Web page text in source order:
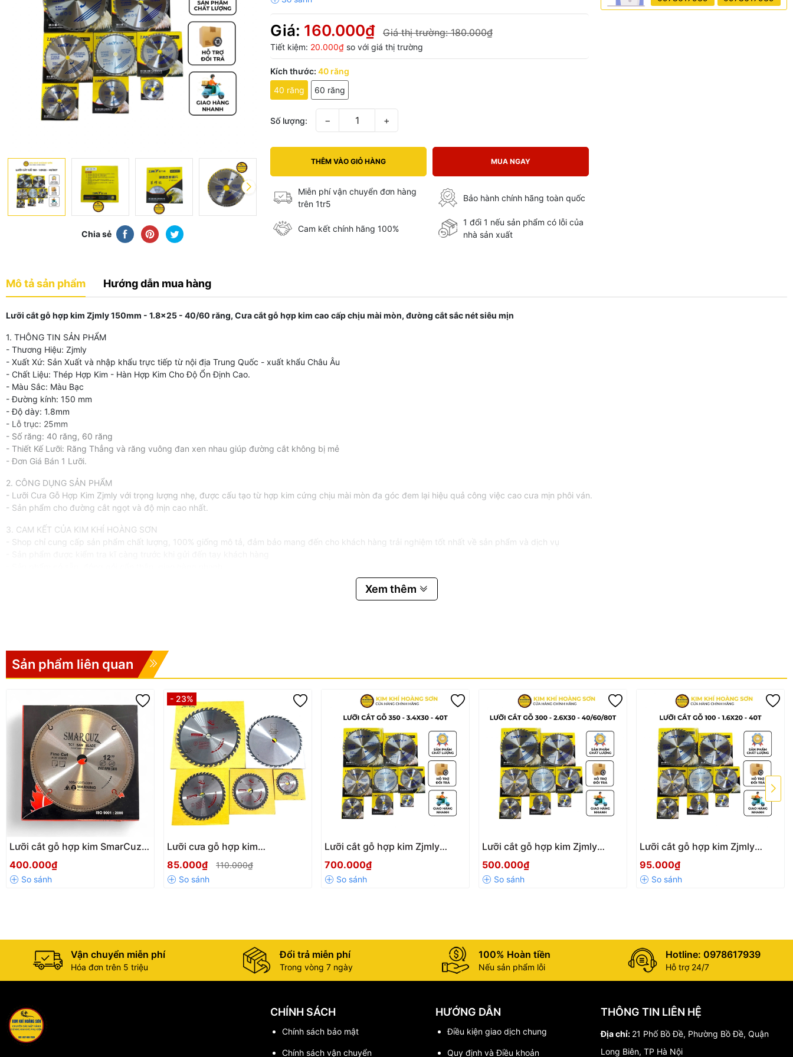
Chia sẻ
Giá: 160.000₫ Giá thị trường:180.000₫
Tiết kiệm: 20.000₫ so với giá thị trường
Kích thước: 40 răng
40 răng
60 răng
Số lượng: − +
THÊM VÀO GIỎ HÀNG MUA NGAY
Miễn phí vận chuyển đơn hàng
trên 1tr5
Bảo hành chính hãng toàn quốc
Cam kết chính hãng 100%
1 đổi 1 nếu sản phẩm có lỗi của
nhà sản xuất
Mô tả sản phẩm Hướng dẫn mua hàng
Lưỡi cắt gỗ hợp kim Zjmly 150mm - 1.8x25 - 40/60 răng, Cưa cắt gỗ hợp kim cao cấp chịu mài mòn, đường cắt sắc nét siêu mịn
1. THÔNG TIN SẢN PHẨM
- Thương Hiệu: Zjmly
- Xuất Xứ: Sản Xuất và nhập khẩu trực tiếp từ nội địa Trung Quốc - xuất khẩu Châu Âu
- Chất Liệu: Thép Hợp Kim - Hàn Hợp Kim Cho Độ Ổn Định Cao.
- Màu Sắc: Màu Bạc
- Đường kính: 150 mm
- Độ dày: 1.8mm
- Lỗ trục: 25mm
- Số răng: 40 răng, 60 răng
- Thiết Kế Lưỡi: Răng Thẳng và răng vuông đan xen nhau giúp đường cắt không bị mẻ
- Đơn Giá Bán 1 Lưỡi.
2. CÔNG DỤNG SẢN PHẨM
- Lưỡi Cưa Gỗ Hợp Kim Zjmly với trọng lượng nhẹ, được cấu tạo từ hợp kim cứng chịu mài mòn đa góc đem lại hiệu quả công việc cao cưa mịn phôi ván.
- Sản phẩm cho đường cắt ngọt và độ mịn cao nhất.
3. CAM KẾT CỦA KIM KHÍ HOÀNG SƠN
- Shop chỉ cung cấp sản phẩm chất lượng, 100% giống mô tả, đảm bảo mang đến cho khách hàng trải nghiệm tốt nhất về sản phẩm và dịch vụ
Xem thêm
Sản phẩm liên quan
Lưỡi cắt gỗ hợp kim SmarCuz
305mm - 3.2x30mm - 100/120
răng, Cưa cắt gỗ cao cấp
đường cắt sắc bén
400.000₫
- 23%
Lưỡi cưa gỗ hợp kim
SOYI/FANG đường kính 110mm
- 400mm chính hãng, Lưỡi cắt
gỗ cao cấp chịu mài mòn,
85.000₫ 110.000₫
Lưỡi cắt gỗ hợp kim Zjmly
350mm - 2.8x30mm -
40/60/80 răng, Cưa cắt gỗ cao
cấp đường cắt sắc bén
700.000₫
Lưỡi cắt gỗ hợp kim Zjmly
300mm - 2.6x30 - 40/60/80
răng, Cưa cắt gỗ hợp kim cao
cấp sắc bén
500.000₫
Lưỡi cắt gỗ hợp kim Zjmly
110mm - 1.6x20 - 40 răng, Cưa
cắt gỗ hợp kim cao cấp chịu
mài mòn, đường cắt sắc nét
95.000₫
Vận chuyển miễn phí
Hóa đơn trên 5 triệu
Đổi trả miễn phí
Trong vòng 7 ngày
100% Hoàn tiền
Nếu sản phẩm lỗi
Hotline: 0978617939
Hỗ trợ 24/7
CHÍNH SÁCH
Chính sách bảo mật
Chính sách vận chuyển
HƯỚNG DẪN
Điều kiện giao dịch chung
Quy định và Điều khoản
THÔNG TIN LIÊN HỆ
Địa chỉ: 21 Phố Bồ Đề, Phường Bồ Đề, Quận
Long Biên, TP Hà Nội